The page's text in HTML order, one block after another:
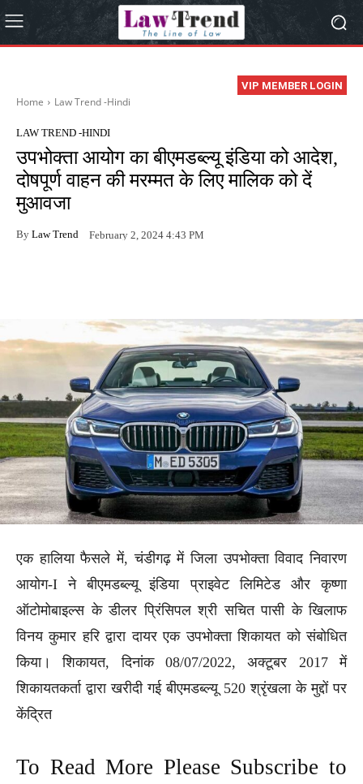
VIP MEMBER LOGIN
Home Law Trend -Hindi
LAW TREND -HINDI
उपभोक्ता आयोग का बीएमडब्ल्यू इंडिया को आदेश,
दोषपूर्ण वाहन की मरम्मत के लिए मालिक को दें
मुआवजा
By Law Trend February 2, 2024 4:43 PM
एक हालिया फैसले में, चंडीगढ़ में जिला उपभोक्ता विवाद निवारण
आयोग-I ने बीएमडब्ल्यू इंडिया प्राइवेट लिमिटेड और कृष्णा
ऑटोमोबाइल्स के डीलर प्रिंसिपल श्री सचित पासी के खिलाफ
विनय कुमार हरि द्वारा दायर एक उपभोक्ता शिकायत को संबोधित
किया। शिकायत, दिनांक 08/07/2022, अक्टूबर 2017 में
शिकायतकर्ता द्वारा खरीदी गई बीएमडब्ल्यू 520 श्रृंखला के मुद्दों पर
केंद्रित
To Read More Please Subscribe to